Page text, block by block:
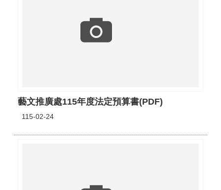
藝文推廣處115年度法定預算書(PDF)
115-02-24